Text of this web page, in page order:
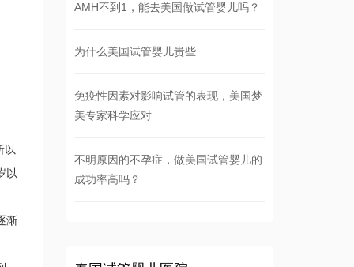
以
以
渐
AMH不到1，能去美国做试管婴儿吗？
为什么美国试管婴儿贵些
免疫性因素对影响试管的表现，美国梦
美专家科学应对
不明原因的不孕症，做美国试管婴儿的
成功率高吗？